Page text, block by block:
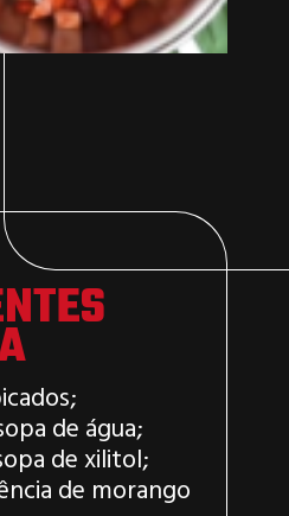
de água;
de xilitol;
de morango